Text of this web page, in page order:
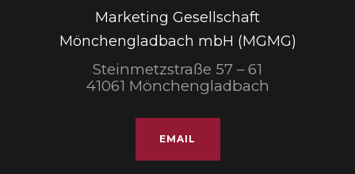
Marketing Gesellschaft
Mönchengladbach mbH (MGMG)
Steinmetzstraße 57 – 61
41061 Mönchengladbach
EMAIL